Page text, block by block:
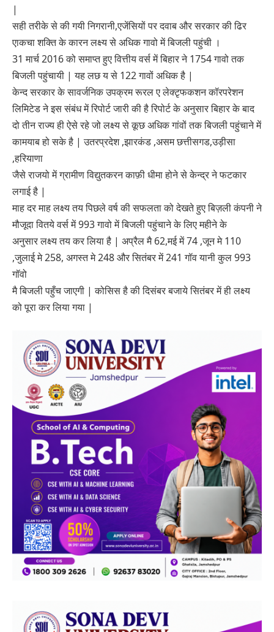
|
सही तरीके से की गयी निगरानी,एजेंसियों पर दवाब और सरकार की ढिर
एाकचा शक्ति के कारन लक्ष्य से अधिक गावो में बिजली पहुंची ।
31 मार्च 2016 को समाप्त हुए वित्तीय वर्स में बिहार ने 1754 गावो तक
बिजली पहुंचायी | यह लछ य से 122 गावों अधिक है |
केन्द सरकार के सावर्जनिक उपक्रम रूरल ए लेक्टृफकशन कॉरपरेशन
लिमिटेड ने इस संबंध में रिपोर्ट जारी की है रिपोर्ट के अनुसार बिहार के बाद
दो तीन राज्य ही ऐसे रहे जो लक्ष्य से कूछ अधिक गांवों तक बिजली पहुंचाने में
कामयाब हो सके है | उतरप्रदेश ,झारकंड ,असम छत्तीसगड,उड़ीसा
,हरियाणा
जैसे राजयो में ग्रामीण विद्युतकरन काफ़ी धीमा होने से केन्द्र ने फटकार
लगाई है |
माह दर माह लक्ष्य तय पिछले वर्ष की सफलता को देखते हुए बिज़ली कंपनी ने
मौजूदा वितये वर्स में 993 गावो में बिजली पहुंचाने के लिए महीने के
अनुसार लक्ष्य तय कर लिया है | अप्रैल मै 62,मई में 74 ,जून मे 110
,जुलाई मे 258, अगस्त मे 248 और सितंबर में 241 गॉव यानी कुल 993
गॉवो
मै बिजली पहुँच जाएगी | कोसिस है की दिसंबर बजाये सितंबर में ही लक्ष्य
को पूरा कर लिया गया |